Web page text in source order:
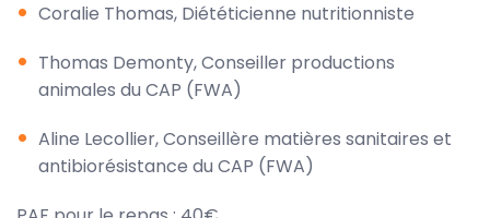
Coralie Thomas, Diététicienne nutritionniste
Thomas Demonty, Conseiller productions
animales du CAP (FWA)
Aline Lecollier, Conseillère matières sanitaires et
antibiorésistance du CAP (FWA)